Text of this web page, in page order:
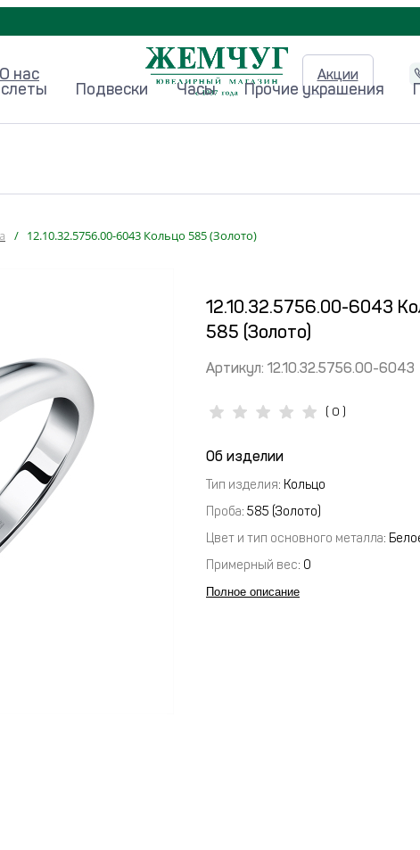
О нас Акции
Подвески Часы Прочие украшения
/ 12.10.32.5756.00-6043 Кольцо 585 (Золото)
12.10.32.5756.00-6043
585 (Золото)
Артикул: 12.10.32.5756.00-6043
( 0 )
Об изделии
Тип изделия: Кольцо
Проба: 585 (Золото)
Цвет и тип основного металла:
Примерный вес: 0
Полное описание